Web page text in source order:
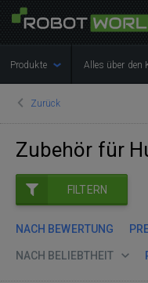
Produkte Alles über den
Zurück
Zubehör für
FILTERN
NACH BEWERTUNG
NACH BELIEBTHEIT